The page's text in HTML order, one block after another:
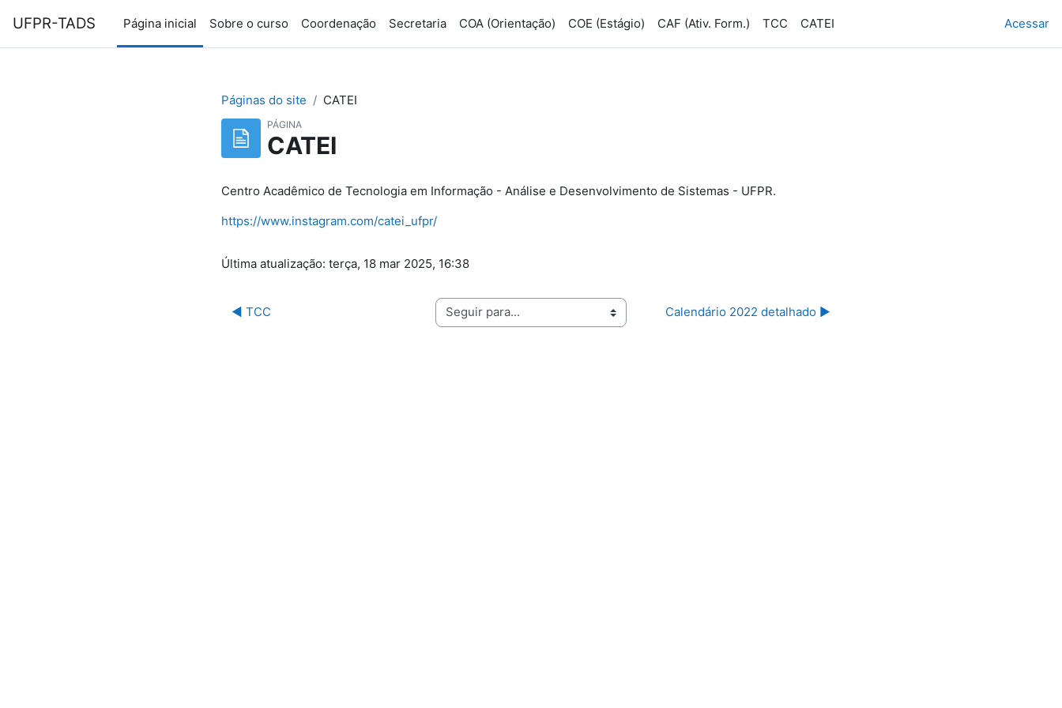
UFPR-TADS Página inicial Sobre o curso Coordenação Secretaria COA (Orientação) COE (Estágio) CAF (Ativ. Form.) TCC CATEI Acessar
Páginas do site CATEI
PÁGINA
CATEI
Centro Acadêmico de Tecnologia em Informação - Análise e Desenvolvimento de Sistemas - UFPR.
https://www.instagram.com/catei_ufpr/
Última atualização: terça, 18 mar 2025, 16:38
◀︎ TCC Seguir para... Calendário 2022 detalhado ▶︎